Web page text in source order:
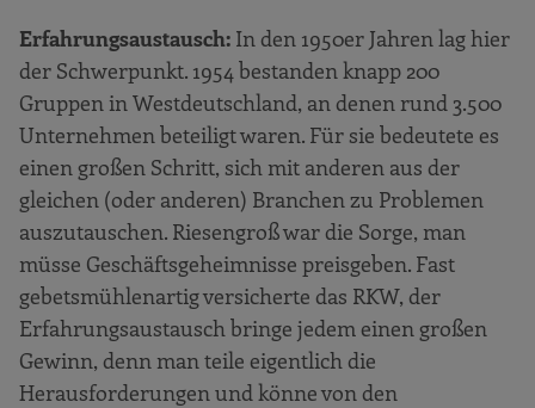
Erfahrungsaustausch: In den 1950er Jahren lag hier
der Schwerpunkt. 1954 bestanden knapp 200
Gruppen in Westdeutschland, an denen rund 3.500
Unternehmen beteiligt waren. Für sie bedeutete es
einen großen Schritt, sich mit anderen aus der
gleichen (oder anderen) Branchen zu Problemen
auszutauschen. Riesengroß war die Sorge, man
müsse Geschäftsgeheimnisse preisgeben. Fast
gebetsmühlenartig versicherte das RKW, der
Erfahrungsaustausch bringe jedem einen großen
Gewinn, denn man teile eigentlich die
Herausforderungen und könne von den